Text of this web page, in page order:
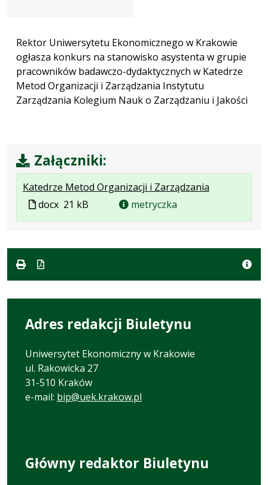
Rektor Uniwersytetu Ekonomicznego w Krakowie
ogłasza konkurs na stanowisko asystenta w grupie
pracowników badawczo-dydaktycznych w Katedrze
Metod Organizacji i Zarządzania Instytutu
Zarządzania Kolegium Nauk o Zarządzaniu i Jakości
Załączniki:
Katedrze Metod Organizacji i Zarządzania
Plik
w
docx 21 kB metryczka
Adres redakcji Biuletynu
Uniwersytet Ekonomiczny w Krakowie
ul. Rakowicka 27
31-510 Kraków
e-mail: bip@uek.krakow.pl
Główny redaktor Biuletynu